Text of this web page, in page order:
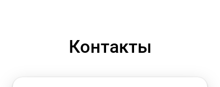
Контакты